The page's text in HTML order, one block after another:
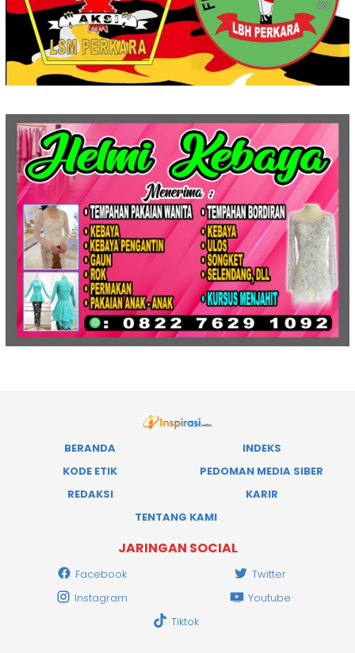
BERANDA
INDEKS
KODE ETIK
PEDOMAN MEDIA SIBER
REDAKSI
KARIR
TENTANG KAMI
JARINGAN SOCIAL
Facebook
Twitter
Instagram
Youtube
Tiktok